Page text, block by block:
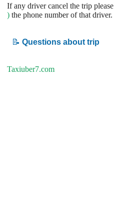
If any driver cancel the trip please
) the phone number of that driver.
📝 Questions about trip
Taxiuber7.com